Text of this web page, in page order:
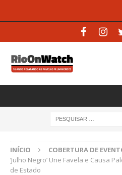
INÍCIO COBERTURA DE
‘Julho Negro’ Une Favela e Causa
de Estado